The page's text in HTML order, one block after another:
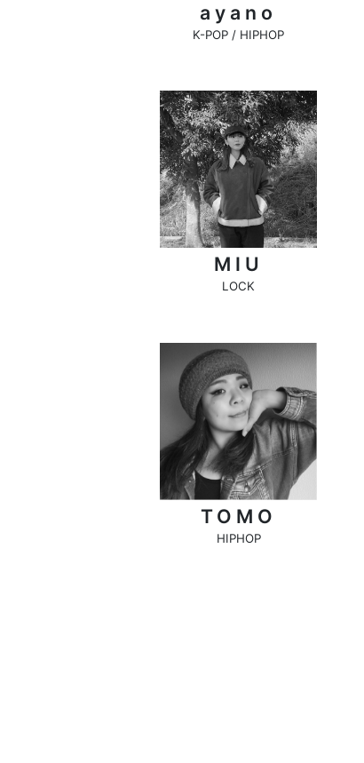
ayano
K-POP / HIPHOP
MIU
LOCK
TOMO
HIPHOP